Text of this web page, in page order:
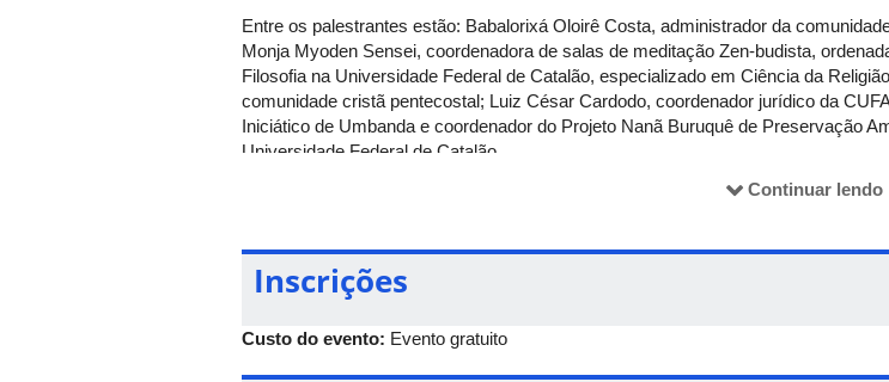
Entre os palestrantes estão: Babalorixá Oloirê Costa, administrador da
Monja Myoden Sensei, coordenadora de salas de meditação Zen-budista,
Filosofia na Universidade Federal de Catalão, especializado em Ciência da
comunidade cristã pentecostal; Luiz César Cardodo, coordenador jurídico da
Iniciático de Umbanda e coordenador do Projeto Nanã Buruquê de Preservação
Universidade Federal de Catalão.
O evento visa debater o combate à intolerância, pensando estratégias que
Continuar lendo
Inscrições
Custo do evento: Evento gratuito